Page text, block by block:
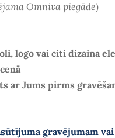
Omniva piegāde)
logo vai citi dizaina
ar Jums pirms
gravējumam